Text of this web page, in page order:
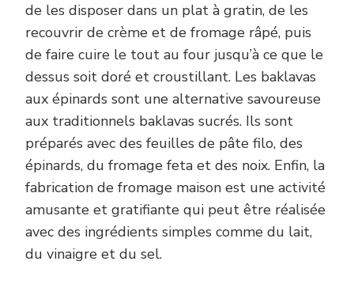
de les disposer dans un plat à gratin, de les
recouvrir de crème et de fromage râpé, puis
de faire cuire le tout au four jusqu’à ce que le
dessus soit doré et croustillant. Les baklavas
aux épinards sont une alternative savoureuse
aux traditionnels baklavas sucrés. Ils sont
préparés avec des feuilles de pâte filo, des
épinards, du fromage feta et des noix. Enfin, la
fabrication de fromage maison est une activité
amusante et gratifiante qui peut être réalisée
avec des ingrédients simples comme du lait,
du vinaigre et du sel.